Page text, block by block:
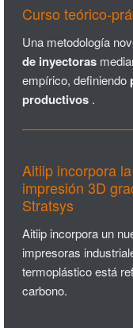
Curso teórico-
Una metodología
de inyectoras
empírico, definiendo
productivos .
Aitiip incorpora
impresión 3D
Stratsys
Aitiip incorpora un
impresoras
termoplástico está
carbono.